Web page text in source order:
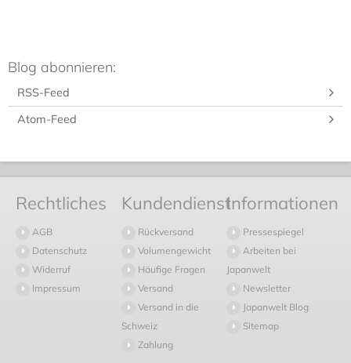
Blog abonnieren:
RSS-Feed
Atom-Feed
Rechtliches
AGB
Datenschutz
Widerruf
Impressum
Kundendienst
Rückversand
Volumengewicht
Häufige Fragen
Versand
Versand in die
Schweiz
Zahlung
Informationen
Pressespiegel
Arbeiten bei
Japanwelt
Newsletter
Japanwelt Blog
Sitemap